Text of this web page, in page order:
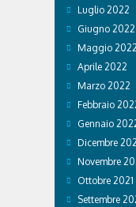
Luglio 2022
Giugno 2022
Maggio 2022
Aprile 2022
Marzo 2022
Febbraio
Gennaio
Dicembre
Novembre
Ottobre 2021
Settembre